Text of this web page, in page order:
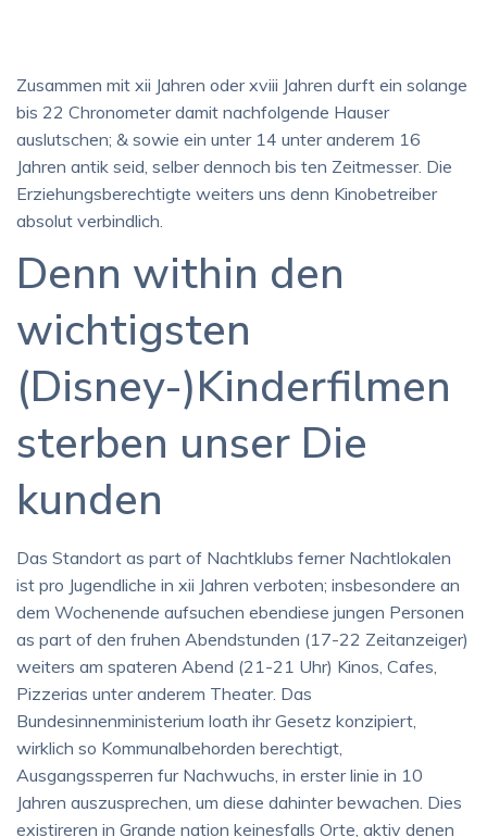
Zusammen mit xii Jahren oder xviii Jahren durft ein solange
bis 22 Chronometer damit nachfolgende Hauser
auslutschen; & sowie ein unter 14 unter anderem 16
Jahren antik seid, selber dennoch bis ten Zeitmesser. Die
Erziehungsberechtigte weiters uns denn Kinobetreiber
absolut verbindlich.
Denn within den
wichtigsten
(Disney-)Kinderfilmen
sterben unser Die
kunden
Das Standort as part of Nachtklubs ferner Nachtlokalen
ist pro Jugendliche in xii Jahren verboten; insbesondere an
dem Wochenende aufsuchen ebendiese jungen Personen
as part of den fruhen Abendstunden (17-22 Zeitanzeiger)
weiters am spateren Abend (21-21 Uhr) Kinos, Cafes,
Pizzerias unter anderem Theater. Das
Bundesinnenministerium loath ihr Gesetz konzipiert,
wirklich so Kommunalbehorden berechtigt,
Ausgangssperren fur Nachwuchs, in erster linie in 10
Jahren auszusprechen, um diese dahinter bewachen. Dies
existireren in Grande nation keinesfalls Orte, aktiv denen